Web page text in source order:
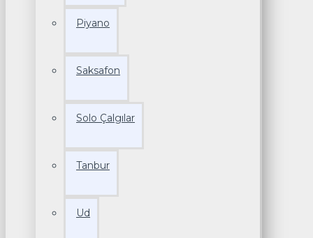
Piyano
Saksafon
Solo Çalgılar
Tanbur
Ud